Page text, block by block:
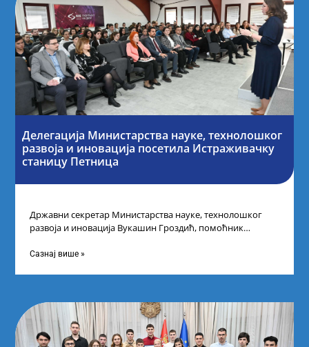
Делегација Министарства науке, технолошког
развоја и иновација посетила Истраживачку
станицу Петница
Државни секретар Министарства науке, технолошког
развоја и иновација Вукашин Гроздић, помоћник
промоцију
Сазнај више »